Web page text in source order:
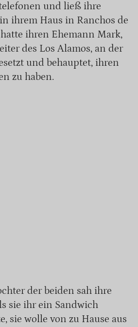
und ließ ihre
ihrem Haus in Ranchos de
ihren Ehemann Mark,
des Los Alamos, an der
und behauptet, ihren
zu haben.
der beiden sah ihre
sie ihr ein Sandwich
sie wolle von zu Hause aus